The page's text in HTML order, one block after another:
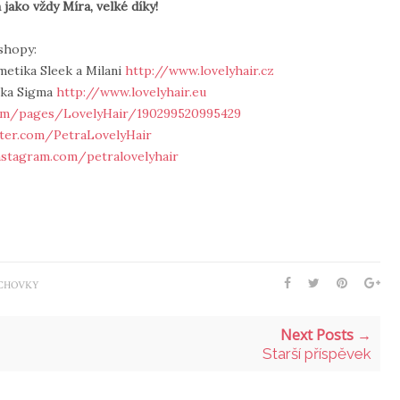
vždy Míra, velké díky!
Sleek a Milani http://www.lovelyhair.cz
Sigmahttp://www.lovelyhair.eu
pages/LovelyHair/190299520995429
PetraLovelyHair
petralovelyhair
Next Posts →
Starší příspěvek